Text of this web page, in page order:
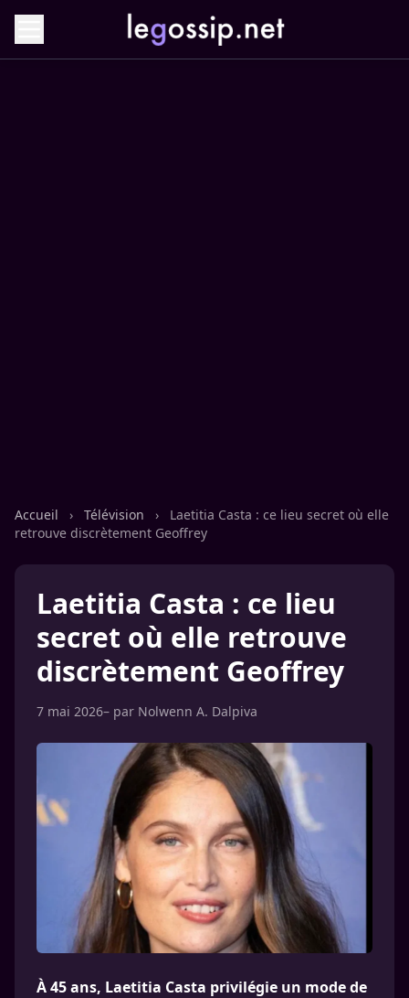
Accueil › Télévision ›
Laetitia Casta : ce lieu secret où elle
retrouve discrètement Geoffrey
Laetitia Casta : ce lieu
secret où elle retrouve
discrètement Geoffrey
7 mai 2026– par Nolwenn A. Dalpiva
À 45 ans, Laetitia Casta privilégie un mode de